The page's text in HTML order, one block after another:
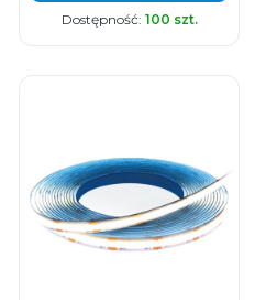
Dostępność: 100 szt.